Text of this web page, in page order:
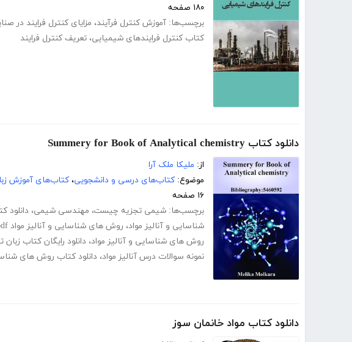
۱۸۰ صفحه
برچسب‌ها: آموزش کنترل فرآیند، مزایای کنترل فرایند در
کتاب کنترل فرایندهای شیمیایی، تعریف کنترل فرایند
دانلود کتاب Summery for Book of Analytical chemistry
از: ملیکا ملک آرا
موضوع: کتاب‌های درسی و دانشجویی، کتاب‌های آموزش
۱۶ صفحه
برچسب‌ها: شیمی تجزیه چیست، مهندسی شیمی، دانلود
شناسایی و آنالیز مواد، روش های شناسایی و آنالیز مواد pdf
روش های شناسایی و آنالیز مواد، دانلود رایگان کتاب
نمونه سوالات درس آنالیز مواد، دانلود کتاب روش های
دانلود کتاب مواد خانمان سوز